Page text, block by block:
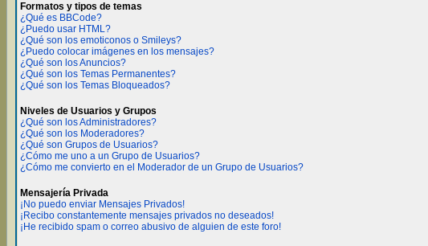
Formatos y tipos de temas
¿Qué es BBCode?
¿Puedo usar HTML?
¿Qué son los emoticonos o Smileys?
¿Puedo colocar imágenes en los mensajes?
¿Qué son los Anuncios?
¿Qué son los Temas Permanentes?
¿Qué son los Temas Bloqueados?
Niveles de Usuarios y Grupos
¿Qué son los Administradores?
¿Qué son los Moderadores?
¿Qué son Grupos de Usuarios?
¿Cómo me uno a un Grupo de Usuarios?
¿Cómo me convierto en el Moderador de un Grupo de Usuarios?
Mensajería Privada
¡No puedo enviar Mensajes Privados!
¡Recibo constantemente mensajes privados no deseados!
¡He recibido spam o correo abusivo de alguien de este foro!